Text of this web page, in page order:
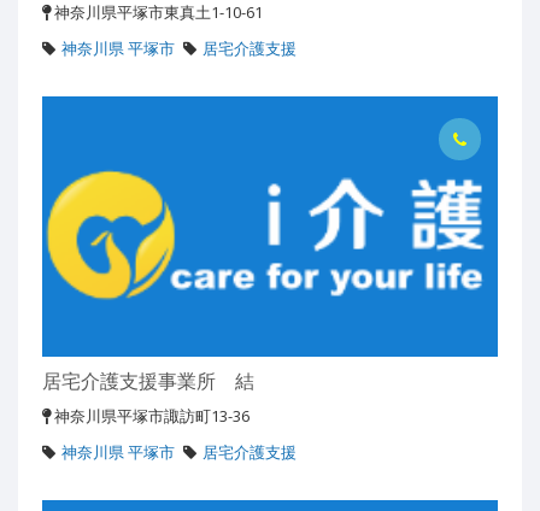
神奈川県平塚市東真土1-10-61
神奈川県 平塚市
居宅介護支援
居宅介護支援事業所 結
神奈川県平塚市諏訪町13-36
神奈川県 平塚市
居宅介護支援